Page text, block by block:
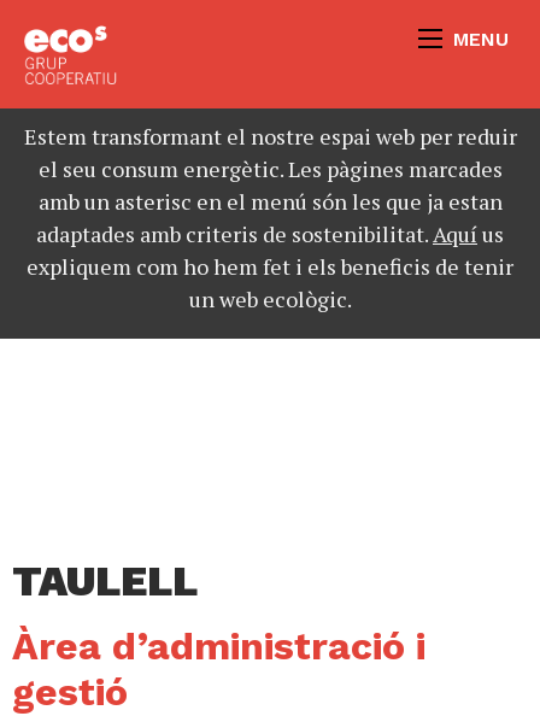
MENU
Estem transformant el nostre espai web per reduir
el seu consum energètic. Les pàgines marcades
amb un asterisc en el menú són les que ja estan
adaptades amb criteris de sostenibilitat.Aquíus
expliquem com ho hem fet i els beneficis de tenir
un web ecològic.
TAULELL
Àrea d’administració i
gestió